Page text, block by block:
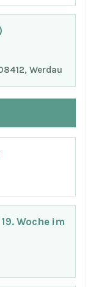
Werdau
Woche im